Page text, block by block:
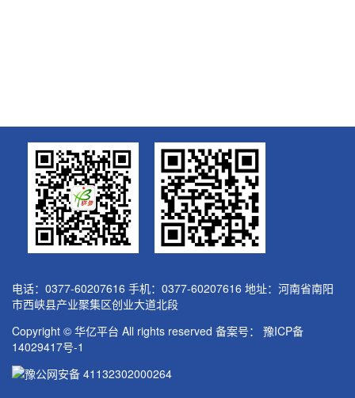
电话：0377-60207616 手机：0377-60207616 地址：河南省南阳
市西峡县产业聚集区创业大道北段
Copyright © 华亿平台 All rights reserved 备案号：
豫ICP备
14029417号-1
豫公网安备 41132302000264